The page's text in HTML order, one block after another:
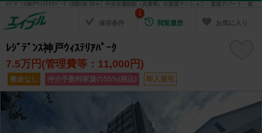
ﾚｼﾞﾃﾞﾝｽ神戸ｳｨｽﾃﾘｱﾊﾟｰｸ（8階/26.39㎡）中央市場前駅（兵庫県）の賃貸マンション・賃貸アパート・賃貸住宅の不動産情報を検索！ 不動産賃貸の物件探しは、お部屋探しのエイブル
保存条件 閲覧履歴
1
お気に入り
ﾚｼﾞﾃﾞﾝｽ神戸ｳｨｽﾃﾘｱﾊﾟｰｸ
7.5万円(管理費等：11,000円)
敷金なし 仲介手数料家賃の55%(税込) 即入居可